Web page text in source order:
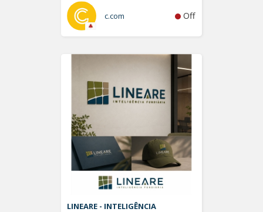
c.com Off
LINEARE - INTELIGÊNCIA